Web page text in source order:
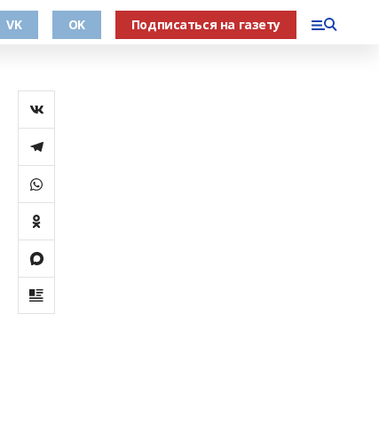
VK OK Подписаться на газету